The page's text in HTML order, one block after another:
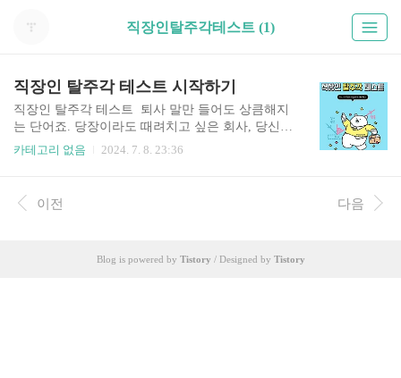
직장인탈주각테스트 (1)
직장인 탈주각 테스트 시작하기
직장인 탈주각 테스트 퇴사 말만 들어도 상큼해지
는 단어죠. 당장이라도 때려치고 싶은 회사, 당신의
회사 탈주각 온도는 얼마나 될까요? 우리 함께 퇴
카테고리 없음 2024. 7. 8. 23:36
이전 다음
Blog is powered by Tistory / Designed by Tistory